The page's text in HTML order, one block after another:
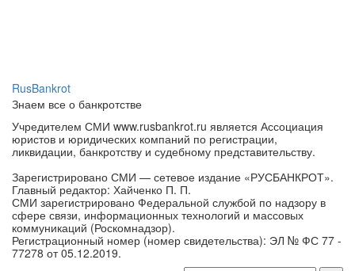
Знаем все о банкротстве
Учредителем СМИ www.rusbankrot.ru является Ассоциация
юристов и юридических компаний по регистрации,
ликвидации, банкротству и судебному представительству.
Зарегистрировано СМИ — сетевое издание «РУСБАНКРОТ».
Главный редактор: Хайченко П. П.
СМИ зарегистрировано Федеральной службой по надзору в
сфере связи, информационных технологий и массовых
коммуникаций (Роскомнадзор).
Регистрационный номер (номер свидетельства): ЭЛ № ФС 77 -
77278 от 05.12.2019.